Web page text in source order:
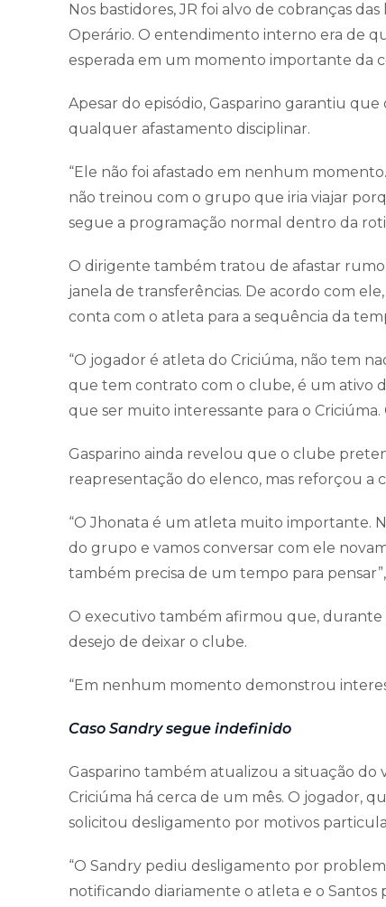
Nos bastidores, JR foi alvo de cobranças
Operário. O entendimento interno era de
esperada em um momento importante da
Apesar do episódio, Gasparino garantiu
qualquer afastamento disciplinar.
“Ele não foi afastado em nenhum
não treinou com o grupo que iria viajar
segue a programação normal dentro da
O dirigente também tratou de afastar
janela de transferências. De acordo com
conta com o atleta para a sequência da
“O jogador é atleta do Criciúma, não tem
que tem contrato com o clube, é um ativo
que ser muito interessante para o
Gasparino ainda revelou que o clube
reapresentação do elenco, mas reforçou a
“O Jhonata é um atleta muito importante.
do grupo e vamos conversar com ele
também precisa de um tempo para pensar”,
O executivo também afirmou que,
desejo de deixar o clube.
“Em nenhum momento demonstrou
Caso Sandry segue indefinido
Gasparino também atualizou a situação do
Criciúma há cerca de um mês. O jogador,
solicitou desligamento por motivos
“O Sandry pediu desligamento por
notificando diariamente o atleta e o